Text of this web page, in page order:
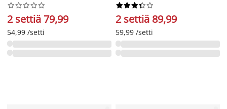






2 settiä 79,99
54,99 /setti






2 settiä 89,99
59,99 /setti